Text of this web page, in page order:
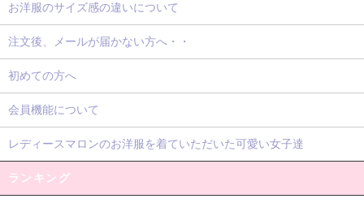
お洋服のサイズ感の違いについて
注文後、メールが届かない方へ・・
初めての方へ
会員機能について
レディースマロンのお洋服を着ていただいた可愛い女子達
ランキング